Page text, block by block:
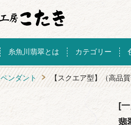
糸魚川翡翠とは カテゴリー
ペンダント 【スクエア型】（高品
[
翡